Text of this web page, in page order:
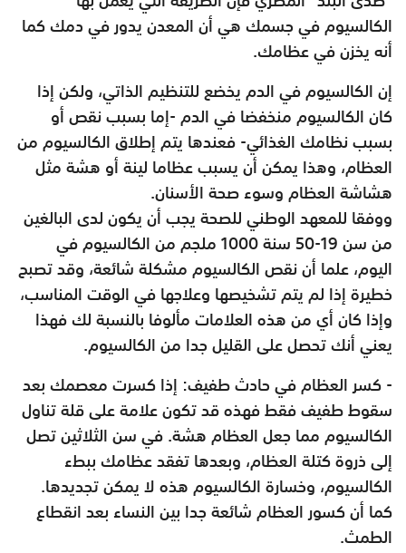
الكالسيوم في جسمك هي أن المعدن يدور في دمك كما
أنه يخزن في عظامك.
إن الكالسيوم في الدم يخضع للتنظيم الذاتي، ولكن إذا
كان الكالسيوم منخفضا في الدم -إما بسبب نقص أو
بسبب نظامك الغذائي- فعندها يتم إطلاق الكالسيوم من
العظام، وهذا يمكن أن يسبب عظاما لينة أو هشة مثل
هشاشة العظام وسوء صحة الأسنان.
ووفقا للمعهد الوطني للصحة يجب أن يكون لدى البالغين
من سن 19-50 سنة 1000 ملجم من الكالسيوم في
اليوم، علما أن نقص الكالسيوم مشكلة شائعة، وقد تصبح
خطيرة إذا لم يتم تشخيصها وعلاجها في الوقت المناسب،
وإذا كان أي من هذه العلامات مألوفا بالنسبة لك فهذا
يعني أنك تحصل على القليل جدا من الكالسيوم.
- كسر العظام في حادث طفيف: إذا كسرت معصمك بعد
سقوط طفيف فقط فهذه قد تكون علامة على قلة تناول
الكالسيوم مما جعل العظام هشة. في سن الثلاثين تصل
إلى ذروة كتلة العظام، وبعدها تفقد عظامك ببطء
الكالسيوم، وخسارة الكالسيوم هذه لا يمكن تجديدها.
كما أن كسور العظام شائعة جدا بين النساء بعد انقطاع
الطمث.